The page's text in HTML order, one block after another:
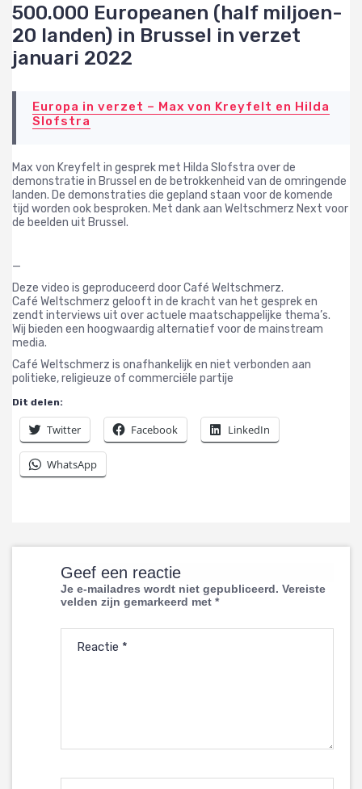
500.000 Europeanen (half miljoen-
20 landen) in Brussel in verzet
januari 2022
Europa in verzet – Max von Kreyfelt en Hilda
Slofstra
Max von Kreyfelt in gesprek met Hilda Slofstra over de
demonstratie in Brussel en de betrokkenheid van de omringende
landen. De demonstraties die gepland staan voor de komende
tijd worden ook besproken. Met dank aan Weltschmerz Next voor
de beelden uit Brussel.
—
Deze video is geproduceerd door Café Weltschmerz.
Café Weltschmerz gelooft in de kracht van het gesprek en
zendt interviews uit over actuele maatschappelijke thema’s.
Wij bieden een hoogwaardig alternatief voor de mainstream
media.
Café Weltschmerz is onafhankelijk en niet verbonden aan
politieke, religieuze of commerciële partije
Dit delen:
Twitter Facebook LinkedIn
WhatsApp
Geef een reactie
Je e-mailadres wordt niet gepubliceerd. Vereiste
velden zijn gemarkeerd met *
Reactie *